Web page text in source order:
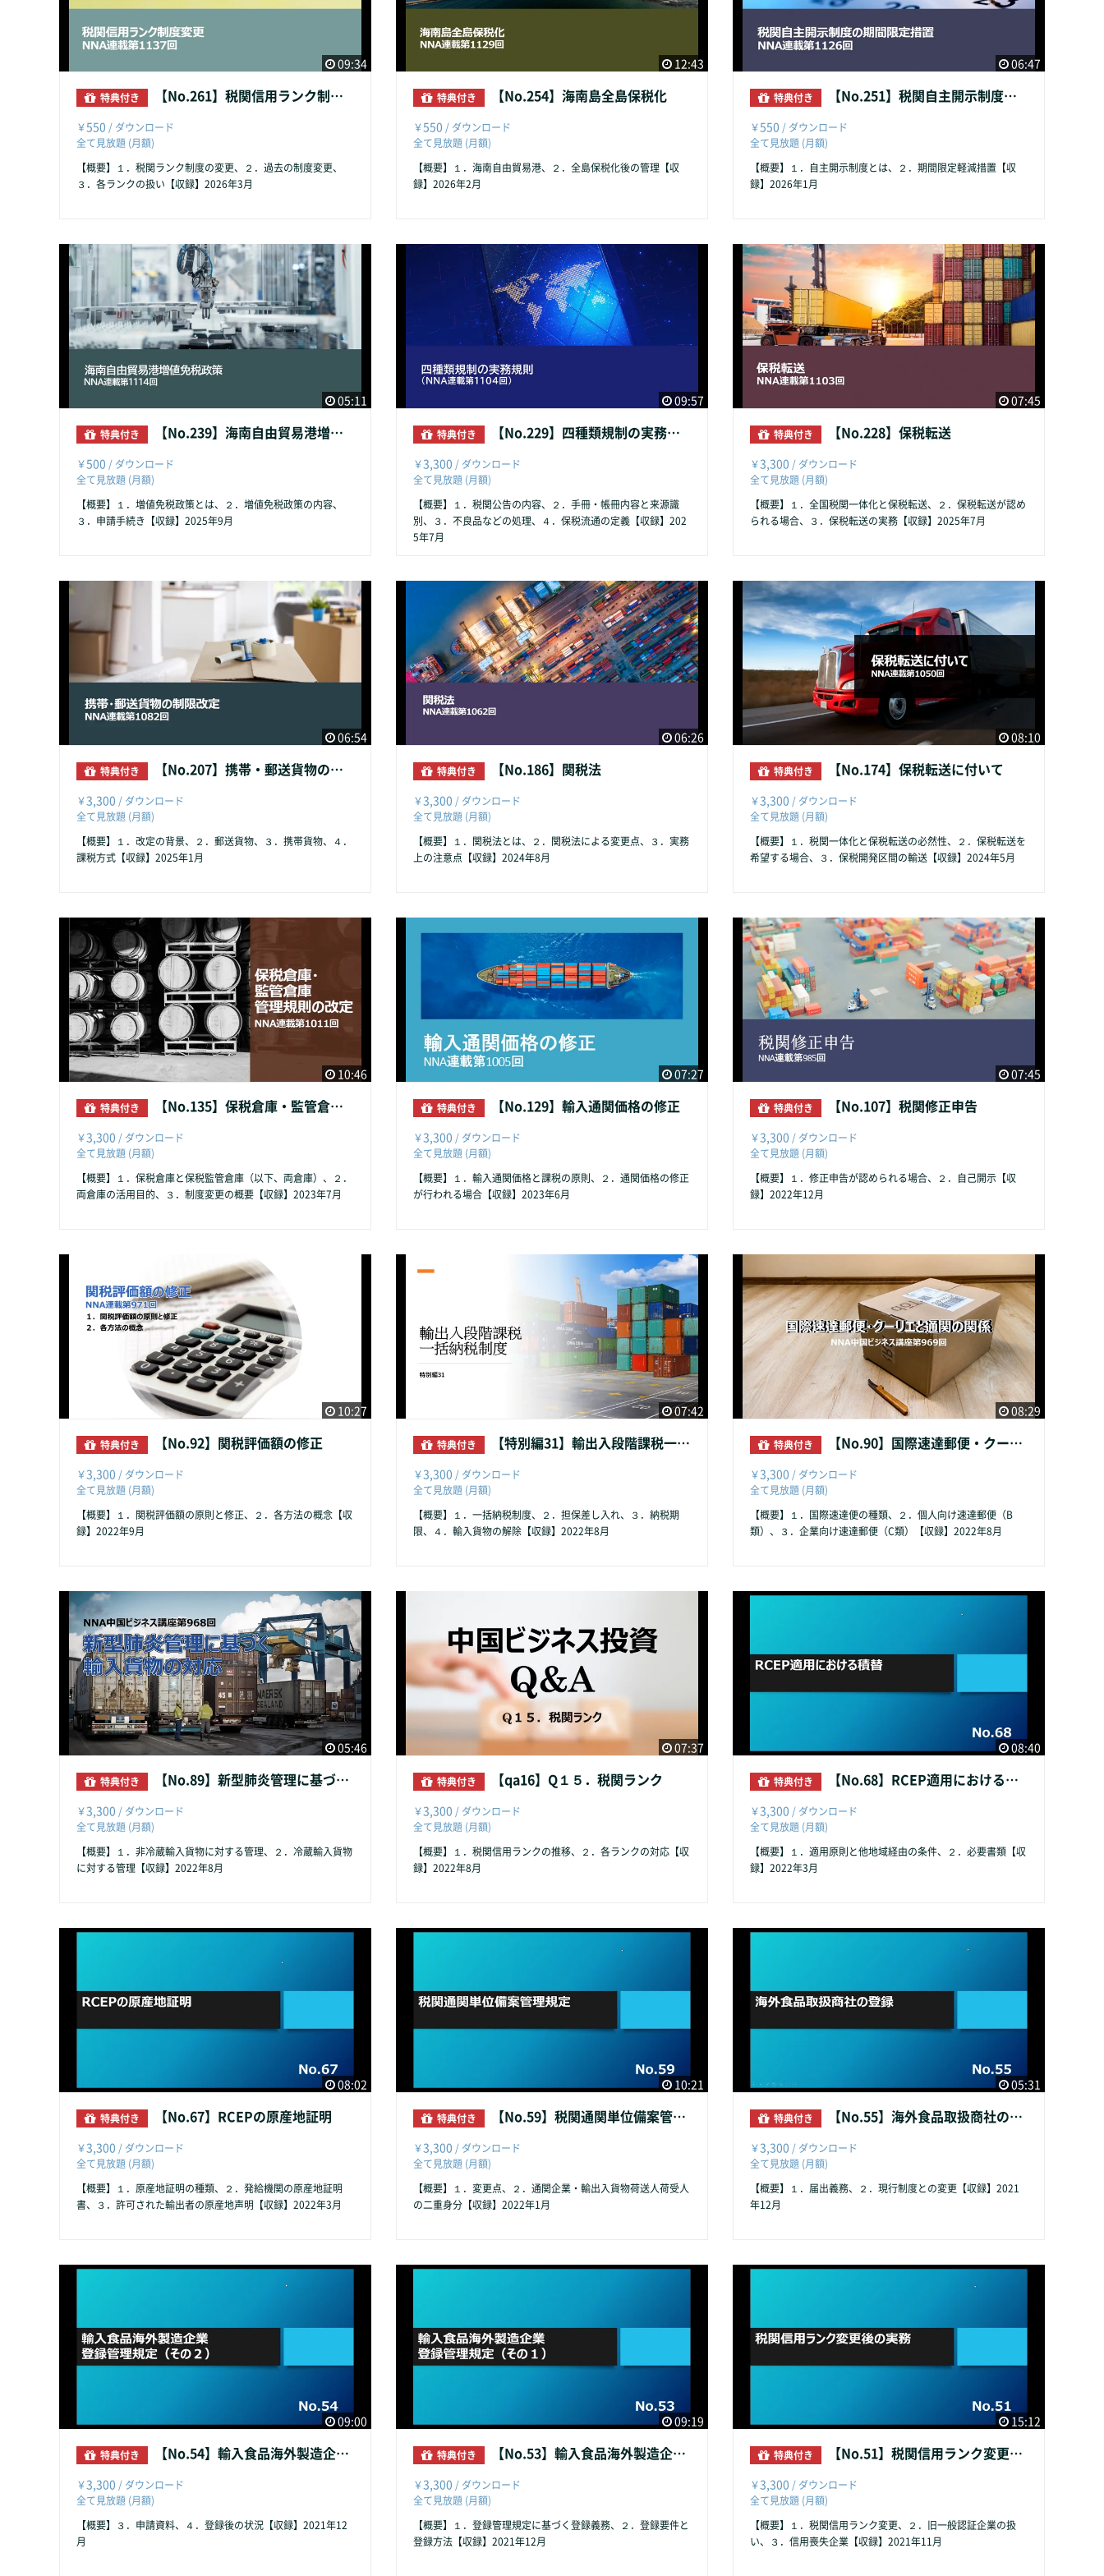
09:34
特典付き 【No.261】税関信用ランク制度変更
￥550 / ダウンロード
全て見放題 (月額)
【概要】１．税関ランク制度の変更、２．過去の制度変更、
３．各ランクの扱い【収録】2026年3月
12:43
特典付き 【No.254】海南島全島保税化
￥550 / ダウンロード
全て見放題 (月額)
【概要】１．海南自由貿易港、２．全島保税化後の管理【収
録】2026年2月
06:47
特典付き 【No.251】税関自主開示制度の期間限定措置
￥550 / ダウンロード
全て見放題 (月額)
【概要】１．自主開示制度とは、２．期間限定軽減措置【収
録】2026年1月
05:11
特典付き 【No.239】海南自由貿易港増値免税政策
￥500 / ダウンロード
全て見放題 (月額)
【概要】１．増値免税政策とは、２．増値免税政策の内容、
３．申請手続き【収録】2025年9月
09:57
特典付き 【No.229】四種類規制の実務規則
￥3,300 / ダウンロード
全て見放題 (月額)
【概要】１．税関公告の内容、２．手冊・帳冊内容と来源識
別、３．不良品などの処理、４．保税流通の定義【収録】202
5年7月
07:45
特典付き 【No.228】保税転送
￥3,300 / ダウンロード
全て見放題 (月額)
【概要】１．全国税関一体化と保税転送、２．保税転送が認め
られる場合、３．保税転送の実務【収録】2025年7月
06:54
特典付き 【No.207】携帯・郵送貨物の制限改定
￥3,300 / ダウンロード
全て見放題 (月額)
【概要】１．改定の背景、２．郵送貨物、３．携帯貨物、４．
課税方式【収録】2025年1月
06:26
特典付き 【No.186】関税法
￥3,300 / ダウンロード
全て見放題 (月額)
【概要】１．関税法とは、２．関税法による変更点、３．実務
上の注意点【収録】2024年8月
08:10
特典付き 【No.174】保税転送に付いて
￥3,300 / ダウンロード
全て見放題 (月額)
【概要】１．税関一体化と保税転送の必然性、２．保税転送を
希望する場合、３．保税開発区間の輸送【収録】2024年5月
10:46
特典付き 【No.135】保税倉庫・監管倉庫管理規則の改定
￥3,300 / ダウンロード
全て見放題 (月額)
【概要】１．保税倉庫と保税監管倉庫（以下、両倉庫）、２．
両倉庫の活用目的、３．制度変更の概要【収録】2023年7月
07:27
特典付き 【No.129】輸入通関価格の修正
￥3,300 / ダウンロード
全て見放題 (月額)
【概要】１．輸入通関価格と課税の原則、２．通関価格の修正
が行われる場合【収録】2023年6月
07:45
特典付き 【No.107】税関修正申告
￥3,300 / ダウンロード
全て見放題 (月額)
【概要】１．修正申告が認められる場合、２．自己開示【収
録】2022年12月
10:27
特典付き 【No.92】関税評価額の修正
￥3,300 / ダウンロード
全て見放題 (月額)
【概要】１．関税評価額の原則と修正、２．各方法の概念【収
録】2022年9月
07:42
特典付き 【特別編31】輸出入段階課税一括納税制度
￥3,300 / ダウンロード
全て見放題 (月額)
【概要】１．一括納税制度、２．担保差し入れ、３．納税期
限、４．輸入貨物の解除【収録】2022年8月
08:29
特典付き 【No.90】国際速達郵便・クーリエと通関の関係
￥3,300 / ダウンロード
全て見放題 (月額)
【概要】１．国際速達便の種類、２．個人向け速達郵便（B
類）、３．企業向け速達郵便（C類）【収録】2022年8月
05:46
特典付き 【No.89】新型肺炎管理に基づく輸入貨物の対応
￥3,300 / ダウンロード
全て見放題 (月額)
【概要】１．非冷蔵輸入貨物に対する管理、２．冷蔵輸入貨物
に対する管理【収録】2022年8月
07:37
特典付き 【qa16】Q１５．税関ランク
￥3,300 / ダウンロード
全て見放題 (月額)
【概要】１．税関信用ランクの推移、２．各ランクの対応【収
録】2022年8月
08:40
特典付き 【No.68】RCEP適用における積替
￥3,300 / ダウンロード
全て見放題 (月額)
【概要】１．適用原則と他地域経由の条件、２．必要書類【収
録】2022年3月
08:02
特典付き 【No.67】RCEPの原産地証明
￥3,300 / ダウンロード
全て見放題 (月額)
【概要】１．原産地証明の種類、２．発給機関の原産地証明
書、３．許可された輸出者の原産地声明【収録】2022年3月
10:21
特典付き 【No.59】税関通関単位備案管理規定
￥3,300 / ダウンロード
全て見放題 (月額)
【概要】１．変更点、２．通関企業・輸出入貨物荷送人荷受人
の二重身分【収録】2022年1月
05:31
特典付き 【No.55】海外食品取扱商社の登録
￥3,300 / ダウンロード
全て見放題 (月額)
【概要】１．届出義務、２．現行制度との変更【収録】2021
年12月
09:00
特典付き 【No.54】輸入食品海外製造企業登録管理規定（その２）
￥3,300 / ダウンロード
全て見放題 (月額)
【概要】３．申請資料、４．登録後の状況【収録】2021年12
月
09:19
特典付き 【No.53】輸入食品海外製造企業登録管理規定（その１）
￥3,300 / ダウンロード
全て見放題 (月額)
【概要】１．登録管理規定に基づく登録義務、２．登録要件と
登録方法【収録】2021年12月
15:12
特典付き 【No.51】税関信用ランク変更後の実務
￥3,300 / ダウンロード
全て見放題 (月額)
【概要】１．税関信用ランク変更、２．旧一般認証企業の扱
い、３．信用喪失企業【収録】2021年11月